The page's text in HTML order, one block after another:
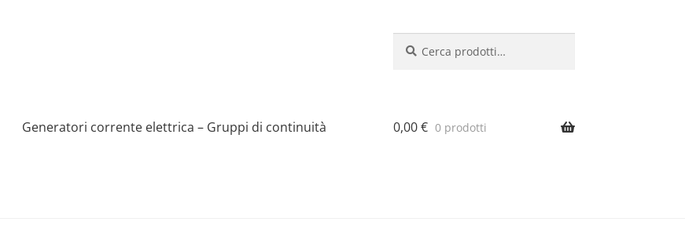
Generatori corrente elettrica – Gruppi di continuità 0,00€ 0 prodotti